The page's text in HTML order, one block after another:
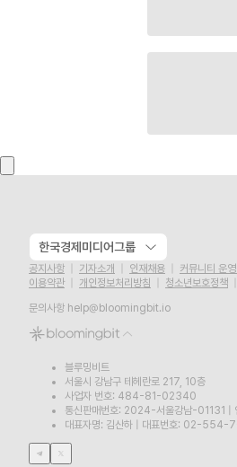
한국경제미디어그룹
공지사항 기자소개 인재채용
커뮤니티 운
이용약관
개인정보처리방침 청소년보호정책
문의사항 help@bloomingbit.io
블루밍비트
서울시 강남구 테헤란로 217, 10층
사업자 번호: 484-81-02340
통신판매번호: 2024-서울강남-01131
대표자명: 김산하
대표번호: 02-554-